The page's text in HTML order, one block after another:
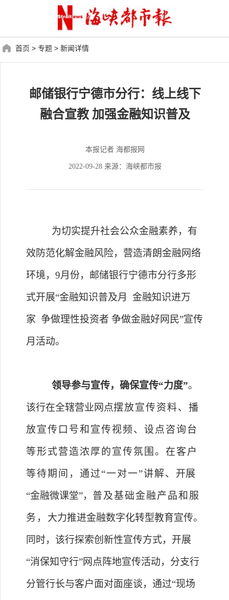
首页 > 专题 > 新闻详情
邮储银行宁德市分行：线上线下
融合宣教 加强金融知识普及
本报记者 海都报网
2022-09-28 来源：海峡都市报
为切实提升社会公众金融素养，有
效防范化解金融风险，营造清朗金融网络
环境， 9月份，邮储银行宁德市分行多形
式开展“金融知识普及月 金融知识进万
家 争做理性投资者 争做金融好网民”宣传
月 活动。
领导参与宣传，确保宣传“力度”。
该行在全辖营业网点摆放宣传资料、播
放宣传口号和 宣传视频、设点咨询台
等形式营造浓厚的宣传氛围。在客户
等待期间，通过“一对一”讲解、 开展
“金融微课堂”， 普及基础金融产品和服
务， 大力推进金融数字化转型教育宣传。
同时，该行探索创新性宣传方式，开展
“消保知守行”网点阵地宣传活动，分支行
分管行长与客户面对面座谈，通过“现场